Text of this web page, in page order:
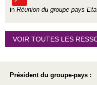
in Réunion du groupe-pays
VOIR TOUTES LES
Président du groupe-pays :